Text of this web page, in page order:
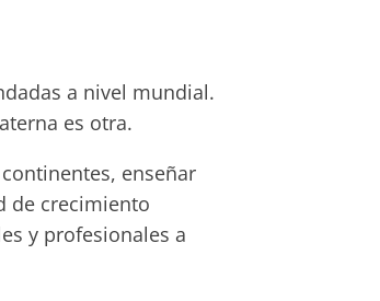
a nivel mundial.
es otra.
enseñar
de crecimiento
y profesionales a